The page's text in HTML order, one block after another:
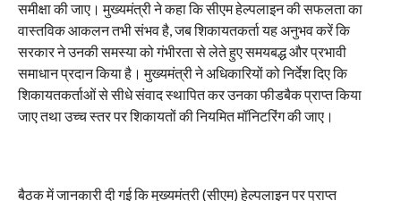
समीक्षा की जाए। मुख्यमंत्री ने कहा कि सीएम हेल्पलाइन की सफलता का
वास्तविक आकलन तभी संभव है, जब शिकायतकर्ता यह अनुभव करें कि
सरकार ने उनकी समस्या को गंभीरता से लेते हुए समयबद्ध और प्रभावी
समाधान प्रदान किया है। मुख्यमंत्री ने अधिकारियों को निर्देश दिए कि
शिकायतकर्ताओं से सीधे संवाद स्थापित कर उनका फीडबैक प्राप्त किया
जाए तथा उच्च स्तर पर शिकायतों की नियमित मॉनिटरिंग की जाए।
बैठक में जानकारी दी गई कि मुख्यमंत्री (सीएम) हेल्पलाइन पर प्राप्त